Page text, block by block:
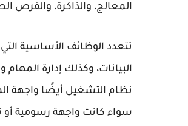
المعالج، والذاكرة، والقرص
تتعدد الوظائف الأساسية
البيانات، وكذلك إدارة
نظام التشغيل أيضًا واجهة
سواء كانت واجهة رسومية